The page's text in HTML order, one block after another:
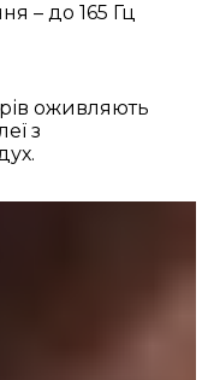
– до 165 Гц
оживляють
з